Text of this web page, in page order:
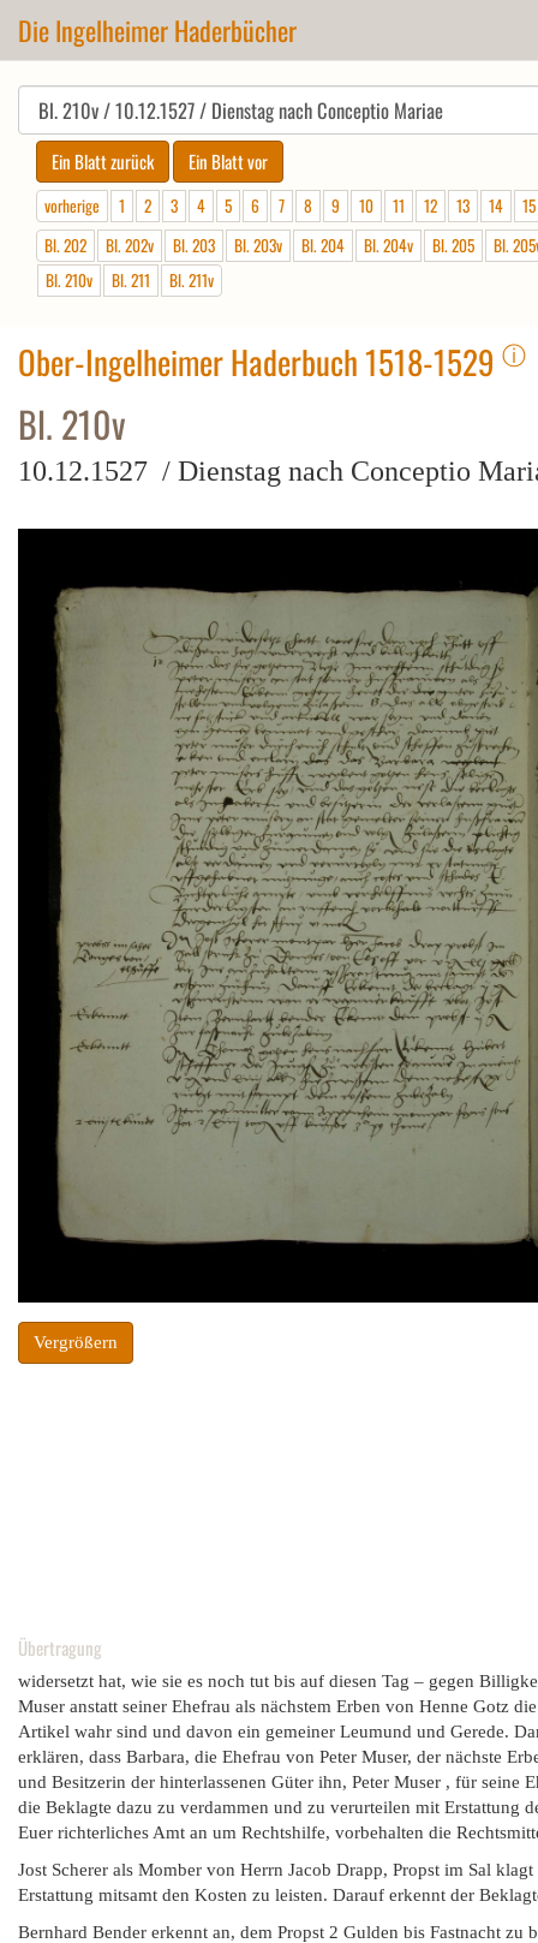
Die Ingelheimer Haderbücher
vorherige 1 2 3 4 5 6 7 8 9 10 11 12 13 14
15
Bl. 202
Bl. 202v Bl. 203 Bl. 203v Bl. 204 Bl. 204v Bl. 205
Bl.
Bl. 210v
Bl. 211 Bl. 211v
Ober-Ingelheimer Haderbuch 1518-1529 ⓘ
Bl. 210v
10.12.1527 / Dienstag nach Conceptio
Vergrößern
Übertragung
widersetzt hat, wie sie es noch tut bis auf diesen Tag – gegen
Muser anstatt seiner Ehefrau als nächstem Erben von Henne Gotz
Artikel wahr sind und davon ein gemeiner Leumund und Gerede.
erklären, dass Barbara, die Ehefrau von Peter Muser, der nächste
und Besitzerin der hinterlassenen Güter ihn, Peter Muser , für
die Beklagte dazu zu verdammen und zu verurteilen mit Erstattung
Euer richterliches Amt an um Rechtshilfe, vorbehalten die
Jost Scherer als Momber von Herrn Jacob Drapp, Propst im Sal
Erstattung mitsamt den Kosten zu leisten. Darauf erkennt der
Bernhard Bender erkennt an, dem Propst 2 Gulden bis Fastnacht zu